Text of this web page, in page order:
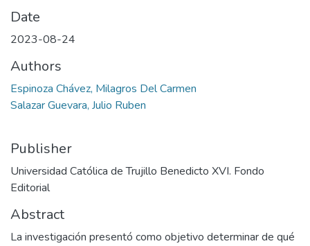
Date
2023-08-24
Authors
Espinoza Chávez, Milagros Del Carmen
Salazar Guevara, Julio Ruben
Publisher
Universidad Católica de Trujillo Benedicto XVI. Fondo
Editorial
Abstract
La investigación presentó como objetivo determinar de qué